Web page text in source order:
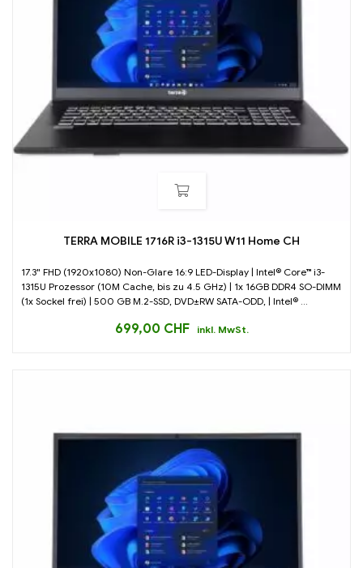
TERRA MOBILE 1716R i3-1315U W11 Home CH
17.3" FHD (1920x1080) Non-Glare 16:9 LED-Display | Intel® Core™ i3-
1315U Prozessor (10M Cache, bis zu 4.5 GHz) | 1x 16GB DDR4 SO-DIMM
(1x Sockel frei) | 500 GB M.2-SSD, DVD±RW SATA-ODD, | Intel® ...
699,00 CHF inkl. MwSt.